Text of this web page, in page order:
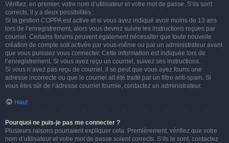
Vérifiez, en premier, votre nom d’utilisateur et votre mot de passe. S’ils sont
corrects, il y a deux possibilités :
Si la gestion COPPA est active et si vous avez indiqué avoir moins de 13 ans
lors de l’enregistrement, alors vous devrez suivre les instructions reçues par
courriel. Certains forums peuvent également nécessiter que toute nouvelle
création de compte soit activée par vous-même ou par un administrateur avant
que vous puissiez vous connecter. Cette information est indiquée lors de
l’enregistrement. Si vous avez reçu un courriel, suivez ses instructions.
Si vous n’avez pas reçu de courriel, il se peut que vous ayez fourni une
adresse incorrecte ou que le courriel ait été traité par un filtre anti-spam. Si
vous êtes sûr de l’adresse courriel fournie, contactez un administrateur.
Haut
Pourquoi ne puis-je pas me connecter ?
Plusieurs raisons pourraient expliquer cela. Premièrement, vérifiez que votre
nom d’utilisateur et votre mot de passe soient corrects. S’ils le sont, contactez